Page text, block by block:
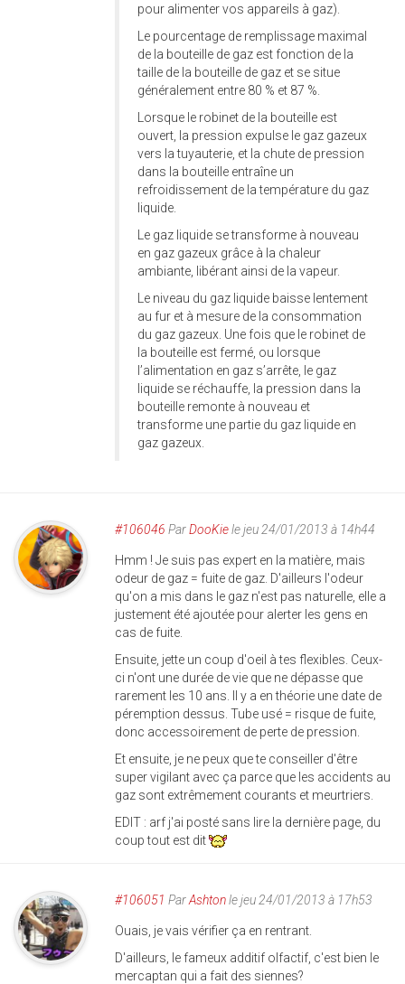
pour alimenter vos appareils à gaz).
Le pourcentage de remplissage maximal
de la bouteille de gaz est fonction de la
taille de la bouteille de gaz et se situe
généralement entre 80 % et 87 %.
Lorsque le robinet de la bouteille est
ouvert, la pression expulse le gaz gazeux
vers la tuyauterie, et la chute de pression
dans la bouteille entraîne un
refroidissement de la température du gaz
liquide.
Le gaz liquide se transforme à nouveau
en gaz gazeux grâce à la chaleur
ambiante, libérant ainsi de la vapeur.
Le niveau du gaz liquide baisse lentement
au fur et à mesure de la consommation
du gaz gazeux. Une fois que le robinet de
la bouteille est fermé, ou lorsque
l’alimentation en gaz s’arrête, le gaz
liquide se réchauffe, la pression dans la
bouteille remonte à nouveau et
transforme une partie du gaz liquide en
gaz gazeux.
#106046 ParDooKiele jeu 24/01/2013 à 14h44
Hmm ! Je suis pas expert en la matière, mais
odeur de gaz = fuite de gaz. D'ailleurs l'odeur
qu'on a mis dans le gaz n'est pas naturelle, elle a
justement été ajoutée pour alerter les gens en
cas de fuite.
Ensuite, jette un coup d'oeil à tes flexibles. Ceux-
ci n'ont une durée de vie que ne dépasse que
rarement les 10 ans. Il y a en théorie une date de
péremption dessus. Tube usé = risque de fuite,
donc accessoirement de perte de pression.
Et ensuite, je ne peux que te conseiller d'être
super vigilant avec ça parce que les accidents au
gaz sont extrêmement courants et meurtriers.
EDIT : arf j'ai posté sans lire la dernière page, du
coup tout est dit
#106051 ParAshtonle jeu 24/01/2013 à 17h53
Ouais, je vais vérifier ça en rentrant.
D'ailleurs, le fameux additif olfactif, c'est bien le
mercaptan qui a fait des siennes?